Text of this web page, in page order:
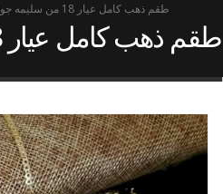
طقم ذهب كامل عيار 18 من سليمه جولد
طقم ذهب كامل عيار 18 من سليمه جولد